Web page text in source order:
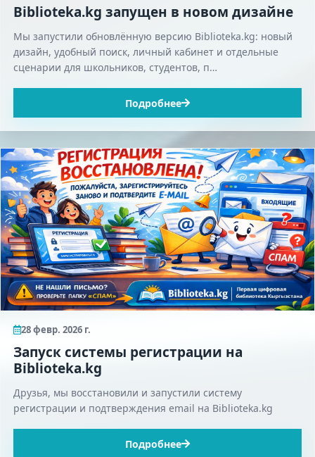
Biblioteka.kg запущен в новом дизайне
Мы запустили обновлённую версию Biblioteka.kg: новый
дизайн, удобный поиск, личный кабинет и отдельные
сценарии для школьников, студентов, п…
Подробнее
28 февр. 2026 г.
Запуск системы регистрации на
Biblioteka.kg
Друзья, мы восстановили и запустили систему
регистрации и подтверждения email на Biblioteka.kg
Подробнее